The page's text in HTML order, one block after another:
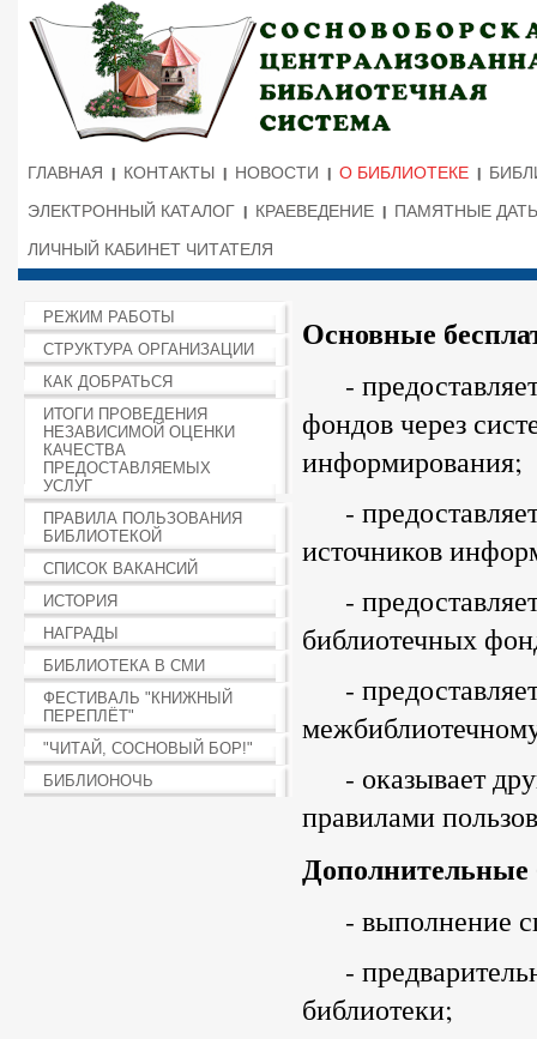
ГЛАВНАЯ КОНТАКТЫ НОВОСТИ О БИБЛИОТЕКЕ
ЭЛЕКТРОННЫЙ КАТАЛОГ
КРАЕВЕДЕНИЕ
ПАМЯТНЫЕ
ЛИЧНЫЙ КАБИНЕТ ЧИТАТЕЛЯ
РЕЖИМ РАБОТЫ
СТРУКТУРА ОРГАНИЗАЦИИ
КАК ДОБРАТЬСЯ
ИТОГИ ПРОВЕДЕНИЯ
НЕЗАВИСИМОЙ ОЦЕНКИ
КАЧЕСТВА
ПРЕДОСТАВЛЯЕМЫХ
УСЛУГ
ПРАВИЛА ПОЛЬЗОВАНИЯ
БИБЛИОТЕКОЙ
СПИСОК ВАКАНСИЙ
ИСТОРИЯ
НАГРАДЫ
БИБЛИОТЕКА В СМИ
ФЕСТИВАЛЬ "КНИЖНЫЙ
ПЕРЕПЛЁТ"
"ЧИТАЙ, СОСНОВЫЙ БОР!"
БИБЛИОНОЧЬ
Основные
-
фондов через
информирования;
-
источников
-
библиотечных
-
- оказывает
правилами
Дополнительные
- выполнение
-
библиотеки;